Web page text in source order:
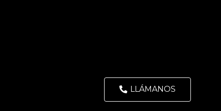
LLÁMANOS